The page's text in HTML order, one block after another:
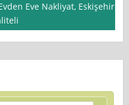
Eve Nakliyat, Eskişehir